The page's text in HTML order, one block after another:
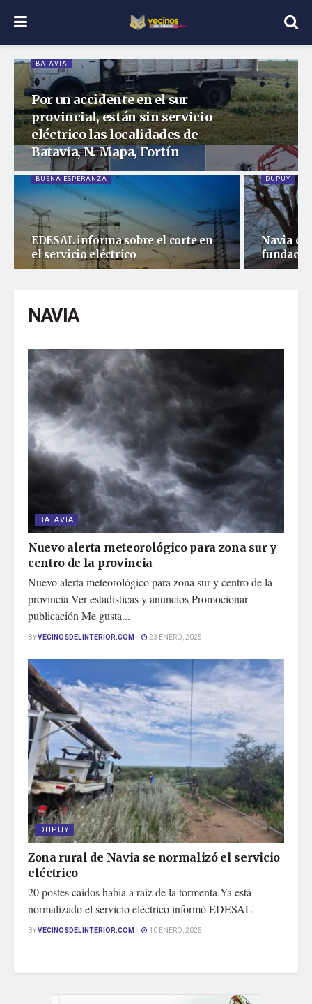
BATAVIA
Por un accidente en el sur
provincial, están sin servicio
eléctrico las localidades de
Batavia, N. Mapa, Fortín
BUENA ESPERANZA
EDESAL informa sobre el corte en
el servicio eléctrico
DUPUY
Navia
NAVIA
BATAVIA
Nuevo alerta meteorológico para zona sur y
centro de la provincia
Nuevo alerta meteorológico para zona sur y centro de la
provincia Ver estadísticas y anuncios Promocionar
publicación Me gusta...
BYVECINOSDELINTERIOR.COM 23 ENERO, 2025
DUPUY
Zona rural de Navia se normalizó el servicio
eléctrico
20 postes caídos había a raíz de la tormenta.Ya está
normalizado el servicio eléctrico informó EDESAL
BYVECINOSDELINTERIOR.COM 10 ENERO, 2025